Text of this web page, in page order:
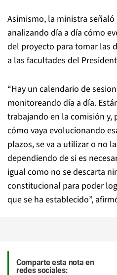
Asimismo, la ministra
analizando día a día cómo
del proyecto para tomar las
a las facultades del
“Hay un calendario de
monitoreando día a día.
trabajando en la comisión y,
cómo vaya evolucionando
plazos, se va a utilizar o no
dependiendo de si es
igual como no se descarta
constitucional para poder
que se ha establecido”,
Comparte esta nota en
redes sociales: